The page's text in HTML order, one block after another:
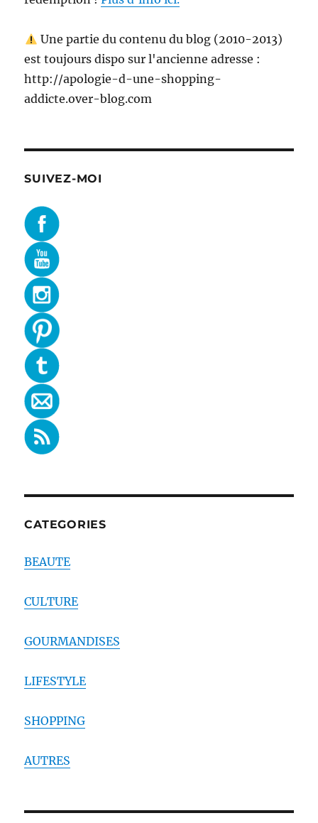
Une partie du contenu du blog (2010-2013)
est toujours dispo sur l'ancienne adresse :
http://apologie-d-une-shopping-
addicte.over-blog.com
SUIVEZ-MOI
CATEGORIES
BEAUTE
CULTURE
GOURMANDISES
LIFESTYLE
SHOPPING
AUTRES